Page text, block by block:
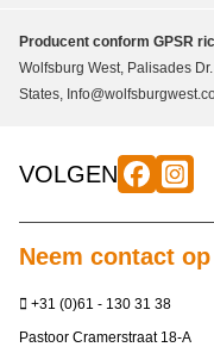
Producent conform GPSR
Wolfsburg West, Palisades
States,
VOLGEN
Neem contact
+31 (0)61 - 130 31 38
Pastoor Cramerstraat 18-A